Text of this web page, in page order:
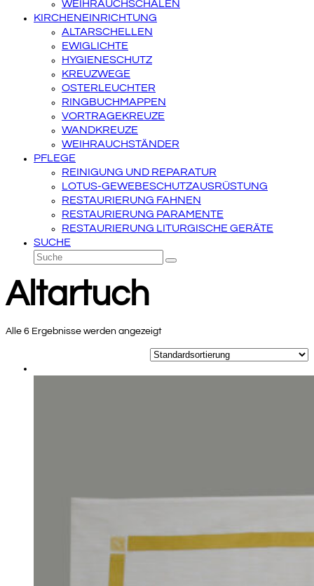
WEIHRAUCHSCHALEN
KIRCHENEINRICHTUNG
ALTARSCHELLEN
EWIGLICHTE
HYGIENESCHUTZ
KREUZWEGE
OSTERLEUCHTER
RINGBUCHMAPPEN
VORTRAGEKREUZE
WANDKREUZE
WEIHRAUCHSTÄNDER
PFLEGE
REINIGUNG UND REPARATUR
LOTUS-GEWEBESCHUTZAUSRÜSTUNG
RESTAURIERUNG FAHNEN
RESTAURIERUNG PARAMENTE
RESTAURIERUNG LITURGISCHE GERÄTE
SUCHE
Suche
Senden
Altartuch
Alle 6 Ergebnisse werden angezeigt